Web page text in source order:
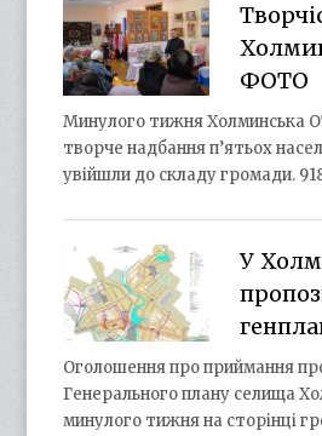
ФОТО
Минулого тижня Холминська
творче надбання п’ятьох
увійшли до складу громади.
У
Оголошення про приймання
Генерального плану селища
минулого тижня на сторінці